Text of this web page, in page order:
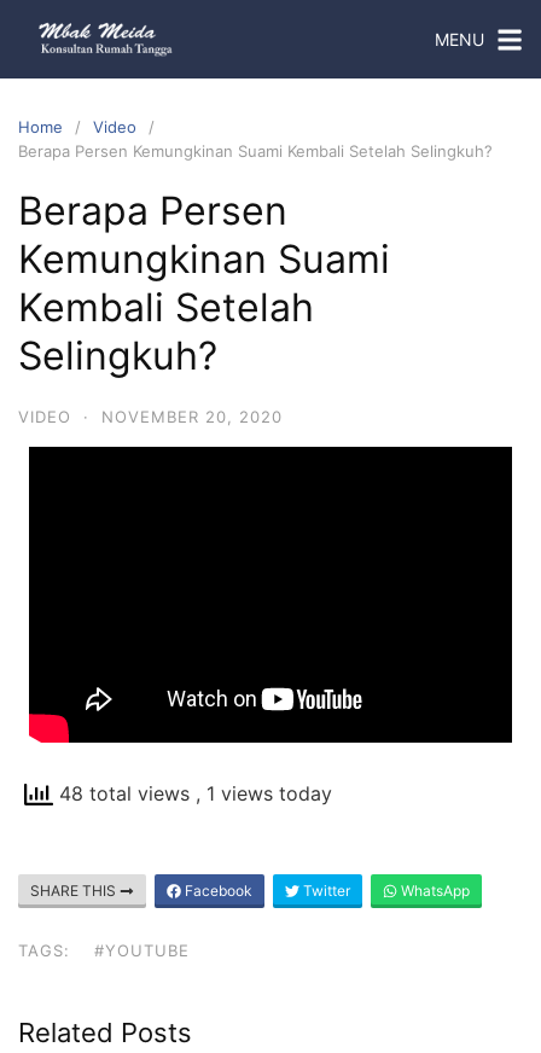
MENU
Home
Video
Berapa Persen Kemungkinan Suami Kembali Setelah Selingkuh?
Berapa Persen
Kemungkinan Suami
Kembali Setelah
Selingkuh?
VIDEO · NOVEMBER 20, 2020
48 total views , 1 views today
SHARE THIS Facebook Twitter WhatsApp
TAGS: #YOUTUBE
Related Posts